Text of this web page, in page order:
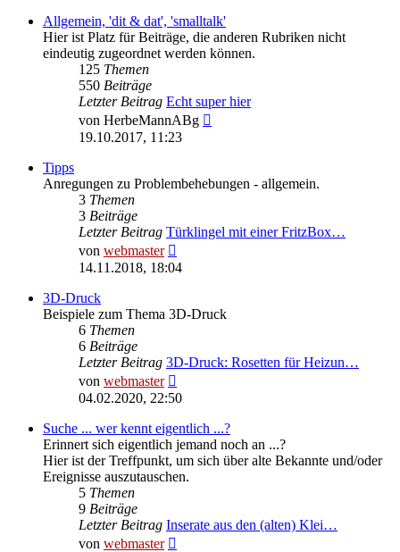
Allgemein, 'dit & dat', 'smalltalk'
Hier ist Platz für Beiträge, die anderen Rubriken nicht
eindeutig zugeordnet werden können.
125 Themen
550 Beiträge
Letzter Beitrag Echt super hier
von HerbeMannABg
19.10.2017, 11:23
Tipps
Anregungen zu Problembehebungen - allgemein.
3 Themen
3 Beiträge
Letzter Beitrag Türklingel mit einer FritzBox…
von webmaster
Beitrag
14.11.2018, 18:04
3D-Druck
Beispiele zum Thema 3D-Druck
6 Themen
6 Beiträge
Letzter Beitrag 3D-Druck: Rosetten für Heizun…
von webmaster
Beitrag
04.02.2020, 22:50
Suche ... wer kennt eigentlich ...?
Erinnert sich eigentlich jemand noch an ...?
Hier ist der Treffpunkt, um sich über alte Bekannte und/oder
Ereignisse auszutauschen.
5 Themen
9 Beiträge
Letzter Beitrag Inserate aus den (alten) Klei…
von webmaster